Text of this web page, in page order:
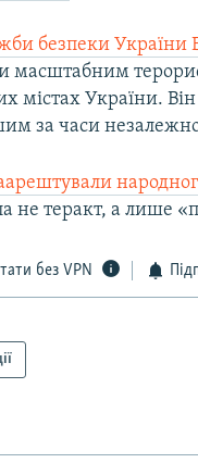
безпеки України
масштабним
містах України.
за часи
не теракт, а лише
без VPN